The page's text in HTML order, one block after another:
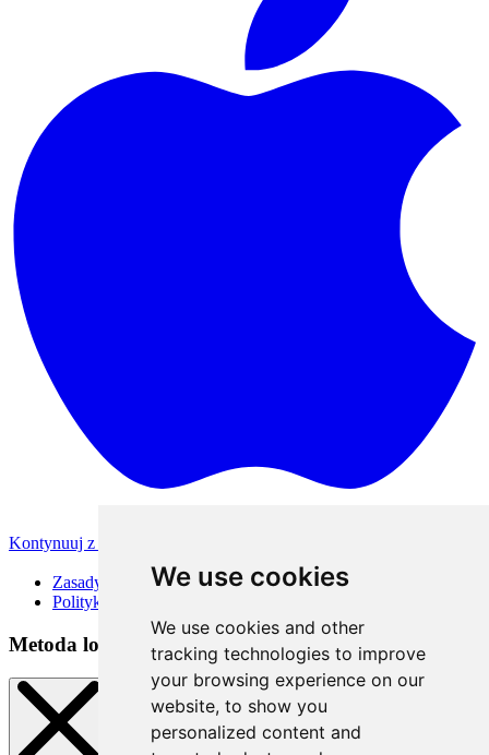
We use cookies
We use cookies and other
tracking technologies to improve
your browsing experience on our
website, to show you
personalized content and
Kontynuuj z Apple
Zasady korzystania
Polityka Prywatności
Metoda logowania